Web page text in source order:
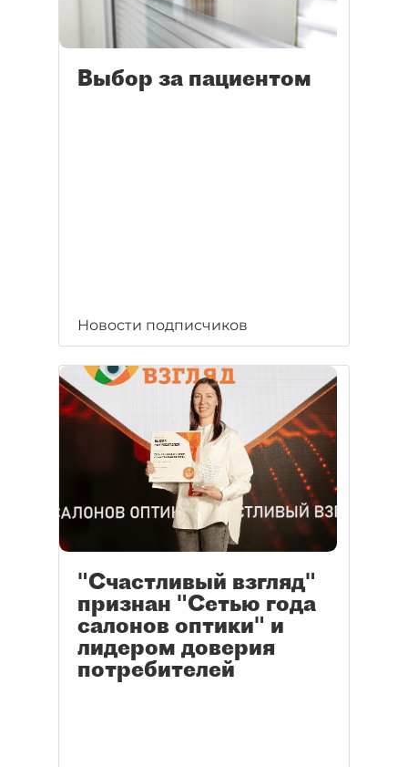
Выбор за пациентом
Новости подписчиков
"Счастливый взгляд"
признан "Сетью года
салонов оптики" и
лидером доверия
потребителей